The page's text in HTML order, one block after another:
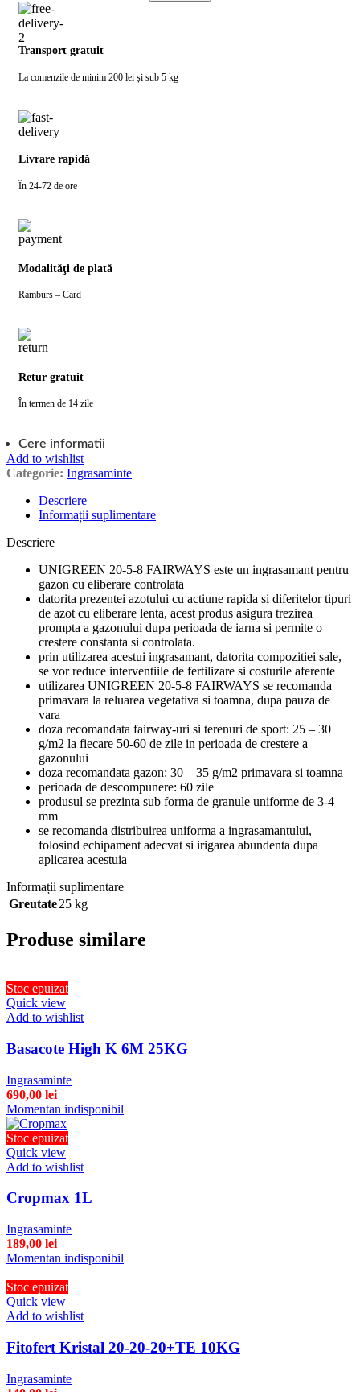
Transport gratuit
La comenzile de minim 200 lei și sub 5 kg
Livrare rapidă
În 24-72 de ore
Modalităţi de plată
Ramburs – Card
Retur gratuit
În termen de 14 zile
Cere informatii
Add to wishlist
Categorie: Ingrasaminte
Descriere
Informații suplimentare
Descriere
UNIGREEN 20-5-8 FAIRWAYS este un ingrasamant pentru
gazon cu eliberare controlata
datorita prezentei azotului cu actiune rapida si diferitelor tipuri
de azot cu eliberare lenta, acest produs asigura trezirea
prompta a gazonului dupa perioada de iarna si permite o
crestere constanta si controlata.
prin utilizarea acestui ingrasamant, datorita compozitiei sale,
se vor reduce interventiile de fertilizare si costurile aferente
utilizarea UNIGREEN 20-5-8 FAIRWAYS se recomanda
primavara la reluarea vegetativa si toamna, dupa pauza de
vara
doza recomandata fairway-uri si terenuri de sport: 25 – 30
g/m2 la fiecare 50-60 de zile in perioada de crestere a
gazonului
doza recomandata gazon: 30 – 35 g/m2 primavara si toamna
perioada de descompunere: 60 zile
produsul se prezinta sub forma de granule uniforme de 3-4
mm
se recomanda distribuirea uniforma a ingrasamantului,
folosind echipament adecvat si irigarea abundenta dupa
aplicarea acestuia
Informații suplimentare
Greutate25 kg
Produse similare
Stoc epuizat
Quick view
Add to wishlist
Basacote High K 6M 25KG
Ingrasaminte
690,00 lei
Momentan indisponibil
Stoc epuizat
Quick view
Add to wishlist
Cropmax 1L
Ingrasaminte
189,00 lei
Momentan indisponibil
Stoc epuizat
Quick view
Add to wishlist
Fitofert Kristal 20-20-20+TE 10KG
Ingrasaminte